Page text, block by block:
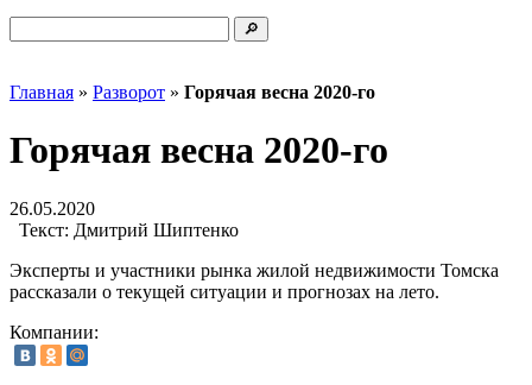
Главная » Разворот » Горячая весна 2020-го
Горячая весна 2020-го
26.05.2020
Текст: Дмитрий Шиптенко
Эксперты и участники рынка жилой недвижимости Томска
рассказали о текущей ситуации и прогнозах на лето.
Компании: